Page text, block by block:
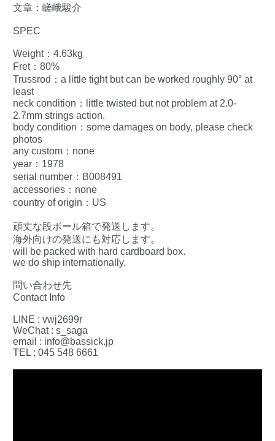
文章：嵯峨駿介
SPEC
Weight：4.63kg
Fret：80%
Trussrod：a little tight but can be worked roughly 90° at
least
neck condition：little twisted but not problem at 2.0-
2.7mm strings action.
body condition：some damages on body, please check
photos
any custom：none
year：1978
serial number：B008491
accessories：none
country of origin：US
頑丈な段ボール箱で発送します。
海外向けの発送にも対応します。
will be packed with hard cardboard box.
we do ship internationally.
問い合わせ先
Contact Info
LINE : vwj2699r
WeChat : s_saga
email : info@bassick.jp
TEL : 045 548 6661